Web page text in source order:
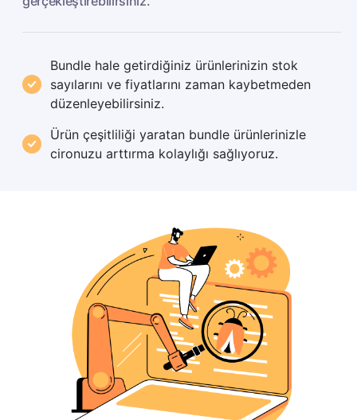
Bundle hale getirdiğiniz ürünlerinizin stok
sayılarını ve fiyatlarını zaman kaybetmeden
düzenleyebilirsiniz.
Ürün çeşitliliği yaratan bundle ürünlerinizle
cironuzu arttırma kolaylığı sağlıyoruz.